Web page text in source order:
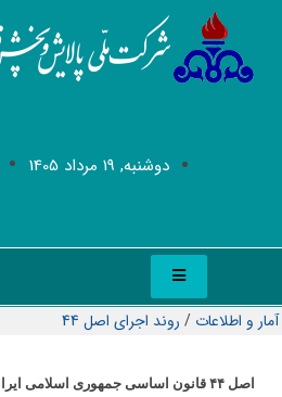
دوشنبه, 19 مرداد 1405
آمار و اطلاعات / روند اجرای اصل 44
اصل ۴۴ قانون اساسی جمهوری